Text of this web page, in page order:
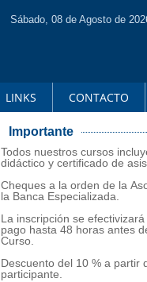
Sábado, 08 de Agosto de
LINKS CONTACTO
Importante
Todos nuestros cursos
didáctico y certificado de
Cheques a la orden de la
la Banca Especializada.
La inscripción se
pago hasta 48 horas antes
Curso.
Descuento del 10 % a partir
participante.